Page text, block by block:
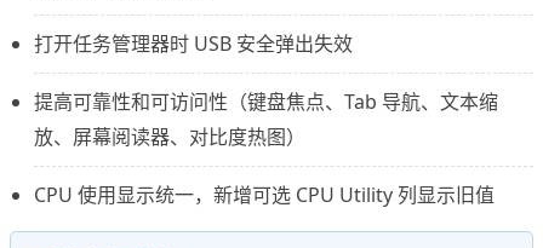
打开任务管理器时 USB 安全弹出失效
提高可靠性和可访问性（键盘焦点、Tab 导航、文本缩
放、屏幕阅读器、对比度热图）
CPU 使用显示统一，新增可选 CPU Utility 列显示旧值